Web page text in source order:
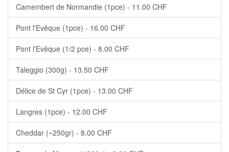
Camembert de Normandie (1pce) - 11.00 CHF
Pont l'Evêque (1pce) - 16.00 CHF
Pont l'Evêque (1/2 pce) - 8.00 CHF
Taleggio (300g) - 13.50 CHF
Délice de St Cyr (1pce) - 13.00 CHF
Langres (1pce) - 12.00 CHF
Cheddar (~250gr) - 8.00 CHF